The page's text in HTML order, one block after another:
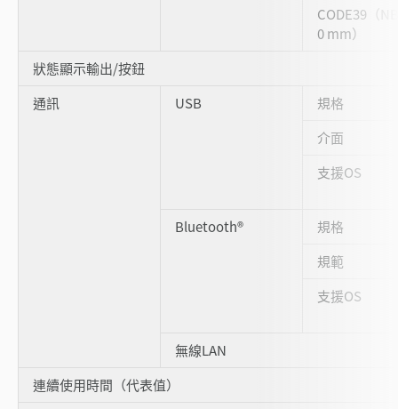
CODE39（
0 mm）
狀態顯示輸出/按鈕
通訊
USB
規格
介面
支援OS
Bluetooth®
規格
規範
支援OS
無線LAN
連續使用時間（代表值）